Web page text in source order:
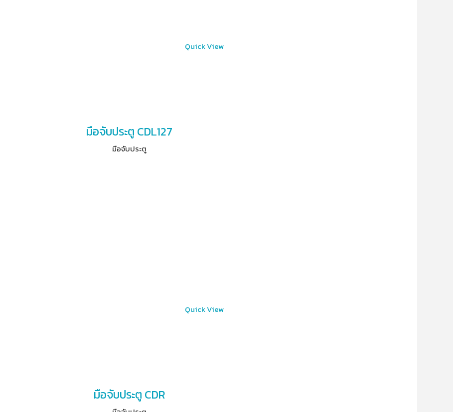
Quick View
มือจับประตู CDL127
มือจับประตู
Quick View
มือจับประตู CDR